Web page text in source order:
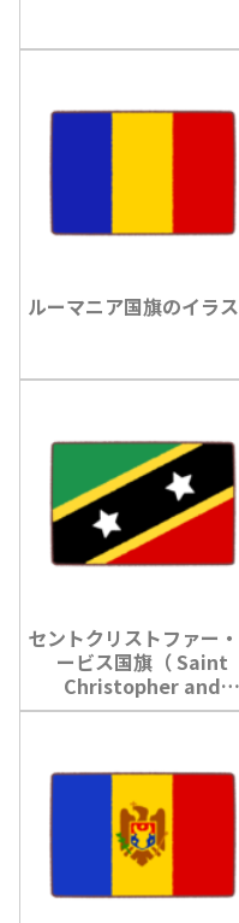
ルーマニア国旗のイラ
セントクリストファー
ービス国旗（ Saint
Christopher and
Nevis）のイラスト